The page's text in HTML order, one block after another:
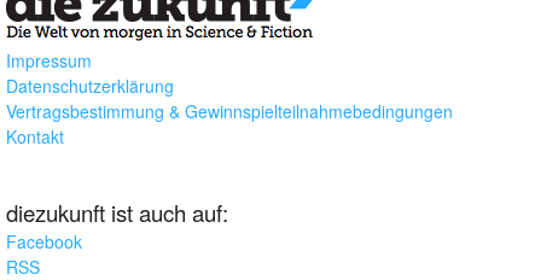
Impressum
Datenschutzerklärung
Vertragsbestimmung & Gewinnspielteilnahmebedingungen
Kontakt
diezukunft ist auch auf:
Facebook
RSS